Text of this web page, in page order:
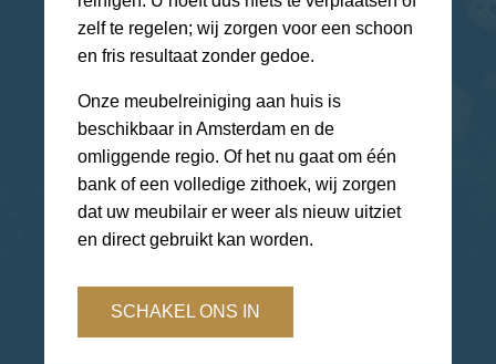
zelf te regelen; wij zorgen voor een schoon
en fris resultaat zonder gedoe.
Onze meubelreiniging aan huis is
beschikbaar in Amsterdam en de
omliggende regio. Of het nu gaat om één
bank of een volledige zithoek, wij zorgen
dat uw meubilair er weer als nieuw uitziet
en direct gebruikt kan worden.
SCHAKEL ONS IN